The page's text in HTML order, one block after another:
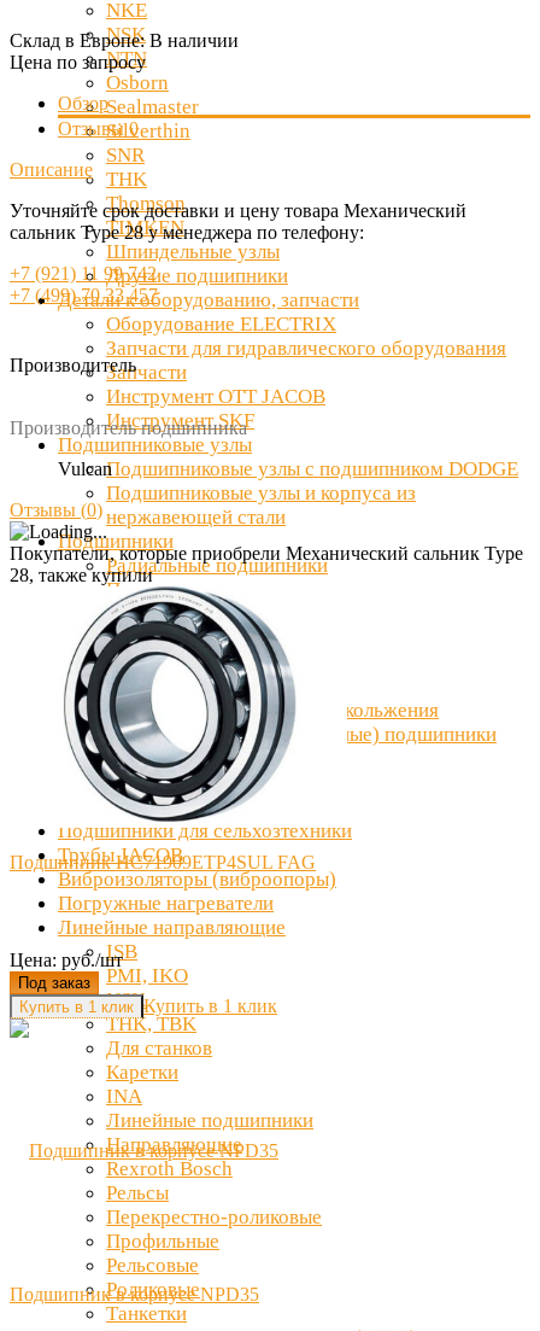
NKE
NSK
NTN
Osborn
Sealmaster
Silverthin
SNR
THK
Thomson
TIMKEN
Шпиндельные узлы
Другие подшипники
Детали к оборудованию, запчасти
Оборудование ELECTRIX
Запчасти для гидравлического оборудования
Запчасти
Инструмент OTT JACOB
Инструмент SKF
Подшипниковые узлы
Подшипниковые узлы с подшипником DODGE
Подшипниковые узлы и корпуса из
нержавеющей стали
Подшипники
Радиальные подшипники
Подшипниковые опоры
Корпусные подшипники
Высокотемпературные
Роликовые подшипники
Шариковые подшипники
Шарнирные подшипники скольжения
Шпиндельные (прецизионные) подшипники
Комплектующие
ГОСТ
Пневматика
Подшипники для сельхозтехники
Трубы JACOB
Виброизоляторы (виброопоры)
Погружные нагреватели
Линейные направляющие
ISB
PMI, IKO
NSK
THK, TBK
Для станков
Каретки
INA
Линейные подшипники
Направляющие
Rexroth Bosch
Рельсы
Перекрестно-роликовые
Профильные
Рельсовые
Роликовые
Танкетки
Склад в Европе:В наличии
Цена по запросу
Обзор
Отзывы0
Описание
Уточняйте срок доставки и цену товара Механический
сальник Type 28 у менеджера по телефону:
+7 (921) 11 99 742
+7 (499) 70 33 457
Производитель
Производитель подшипника
Vulcan
Отзывы (0)
Покупатели, которые приобрели Механический сальник Type
28, также купили
Подшипник HC71909ETP4SUL FAG
Цена: руб./шт
Под заказ
Купить в 1 клик
Подшипник в корпусе NPD35